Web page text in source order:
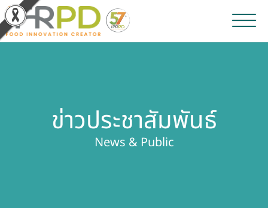
ผลิตภัณฑ์และจำหน่าย
ข่าวประชาสัมพันธ์
News & Public